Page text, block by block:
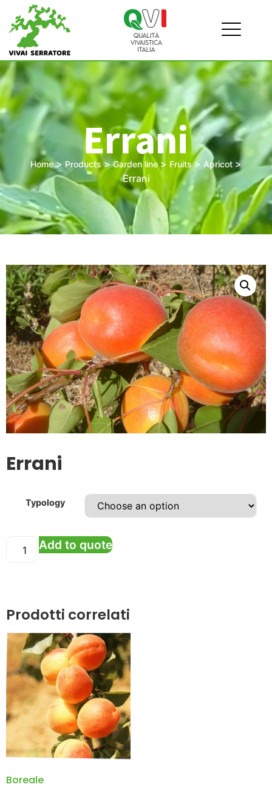
Errani
Home> Products>Garden line> Fruits> Apricot >
Errani
Errani
Typology
Add to quote
Prodotti correlati
Boreale